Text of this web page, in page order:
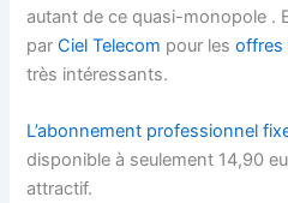
autant de ce quasi-monopole .
parCiel Telecom pour lesoffres
très intéressants.
L’abonnement professionnel
disponible à seulement 14,90
attractif.